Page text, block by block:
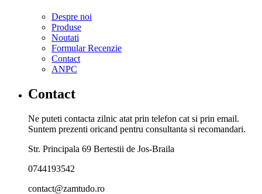
Despre noi
Produse
Noutati
Formular Recenzie
Contact
ANPC
Contact
Ne puteti contacta zilnic atat prin telefon cat si prin email.
Suntem prezenti oricand pentru consultanta si recomandari.
Str. Principala 69 Bertestii de Jos-Braila
0744193542
contact@zamtudo.ro